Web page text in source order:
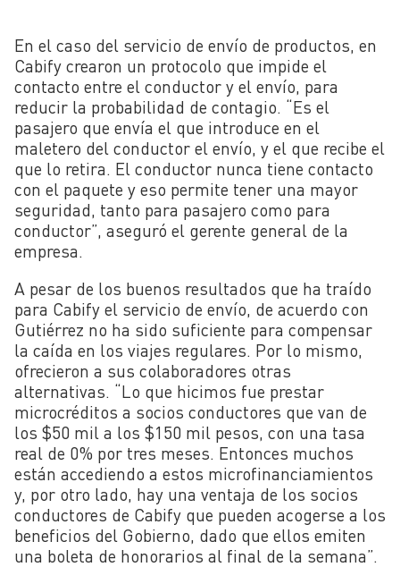
En el caso del servicio de envío de productos, en
Cabify crearon un protocolo que impide el
contacto entre el conductor y el envío, para
reducir la probabilidad de contagio. “Es el
pasajero que envía el que introduce en el
maletero del conductor el envío, y el que recibe el
que lo retira. El conductor nunca tiene contacto
con el paquete y eso permite tener una mayor
seguridad, tanto para pasajero como para
conductor”, aseguró el gerente general de la
empresa.
A pesar de los buenos resultados que ha traído
para Cabify el servicio de envío, de acuerdo con
Gutiérrez no ha sido suficiente para compensar
la caída en los viajes regulares. Por lo mismo,
ofrecieron a sus colaboradores otras
alternativas. “Lo que hicimos fue prestar
microcréditos a socios conductores que van de
los $50 mil a los $150 mil pesos, con una tasa
real de 0% por tres meses. Entonces muchos
están accediendo a estos microfinanciamientos
y, por otro lado, hay una ventaja de los socios
conductores de Cabify que pueden acogerse a los
beneficios del Gobierno, dado que ellos emiten
una boleta de honorarios al final de la semana”.